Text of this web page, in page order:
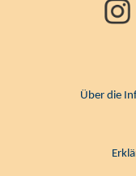
Über die